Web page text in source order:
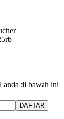
anda di bawah ini